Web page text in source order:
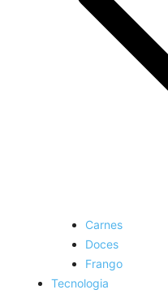
Carnes
Doces
Frango
Tecnologia